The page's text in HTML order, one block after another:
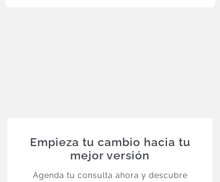
Empieza tu cambio hacia tu
mejor versión
Agenda tu consulta ahora y descubre